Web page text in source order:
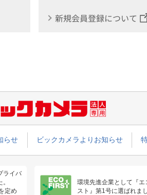
新規会員登録について
らせ ビックカメラよりお知らせ
ライバ
定め
環境先進企業として『エ
スト』第1号に選ばれまし